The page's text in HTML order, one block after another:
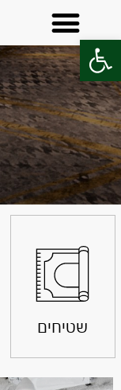
פתח סרגל נגישות
שטיחים